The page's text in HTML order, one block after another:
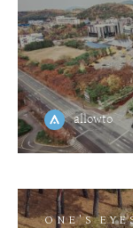
allowto
ONE'S